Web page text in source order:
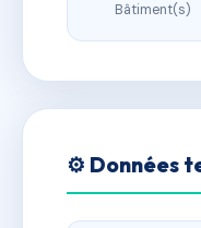
Bâtiment(s)
⚙️ Données